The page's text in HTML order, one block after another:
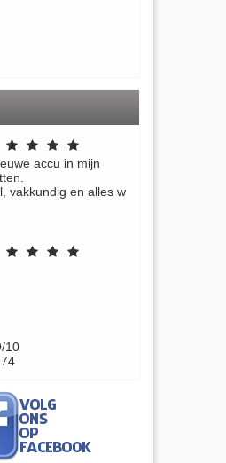
accu in mijn
vakkundig en alles w
10